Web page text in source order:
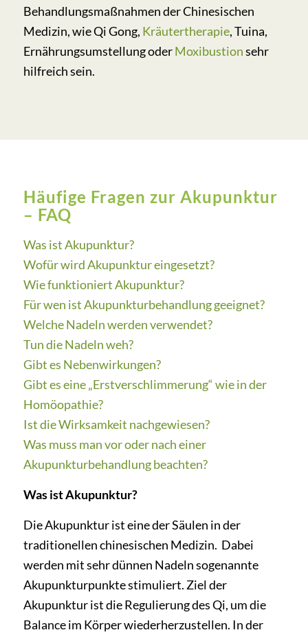
Behandlungsmaßnahmen der Chinesischen
Medizin, wie Qi Gong, Kräutertherapie, Tuina,
Ernährungsumstellung oderMoxibustionsehr
hilfreich sein.
Häufige Fragen zur Akupunktur
– FAQ
Was ist Akupunktur?
Wofür wird Akupunktur eingesetzt?
Wie funktioniert Akupunktur?
Für wen ist Akupunkturbehandlung geeignet?
Welche Nadeln werden verwendet?
Tun die Nadeln weh?
Gibt es Nebenwirkungen?
Gibt es eine „Erstverschlimmerung“ wie in der
Homöopathie?
Ist die Wirksamkeit nachgewiesen?
Was muss man vor oder nach einer
Akupunkturbehandlung beachten?
Was ist Akupunktur?
Die Akupunktur ist eine der Säulen in der
traditionellen chinesischen Medizin. Dabei
werden mit sehr dünnen Nadeln sogenannte
Akupunkturpunkte stimuliert. Ziel der
Akupunktur ist die Regulierung des Qi, um die
Balance im Körper wiederherzustellen. In der